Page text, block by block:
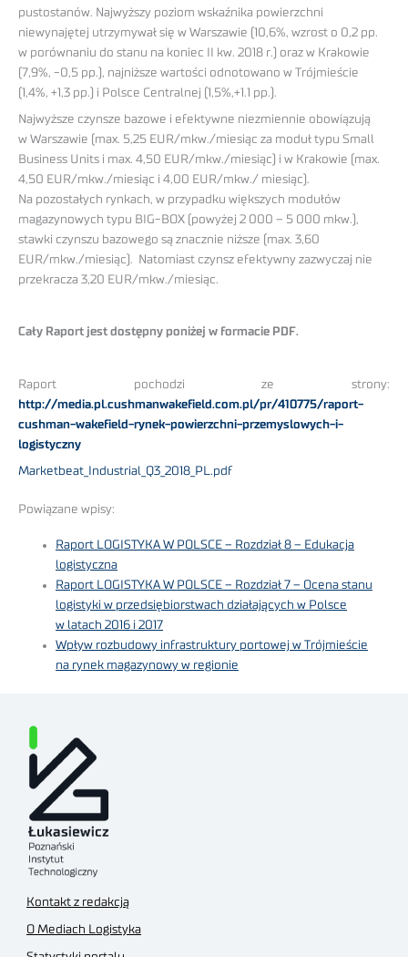
pustostanów. Najwyższy poziom wskaźnika powierzchni
niewynajętej utrzymywał się w Warszawie (10,6%, wzrost o 0,2 pp.
w porównaniu do stanu na koniec II kw. 2018 r.) oraz w Krakowie
(7,9%, -0,5 pp.), najniższe wartości odnotowano w Trójmieście
(1,4%, +1,3 pp.) i Polsce Centralnej (1,5%,+1.1 pp.).
Najwyższe czynsze bazowe i efektywne niezmiennie obowiązują
w Warszawie (max. 5,25 EUR/mkw./miesiąc za moduł typu Small
Business Units i max. 4,50 EUR/mkw./miesiąc) i w Krakowie (max.
4,50 EUR/mkw./miesiąc i 4,00 EUR/mkw./ miesiąc).
Na pozostałych rynkach, w przypadku większych modułów
magazynowych typu BIG-BOX (powyżej 2 000 – 5 000 mkw.),
stawki czynszu bazowego są znacznie niższe (max. 3,60
EUR/mkw./miesiąc). Natomiast czynsz efektywny zazwyczaj nie
przekracza 3,20 EUR/mkw./miesiąc.
Cały Raport jest dostępny poniżej w formacie PDF.
Raport pochodzi ze strony:
http://media.pl.cushmanwakefield.com.pl/pr/410775/raport-
cushman-wakefield-rynek-powierzchni-przemyslowych-i-
logistyczny
Marketbeat_Industrial_Q3_2018_PL.pdf
Powiązane wpisy:
Raport LOGISTYKA W POLSCE – Rozdział 8 – Edukacja
logistyczna
Raport LOGISTYKA W POLSCE – Rozdział 7 – Ocena stanu
logistyki w przedsiębiorstwach działających w Polsce
w latach 2016 i 2017
Wpływ rozbudowy infrastruktury portowej w Trójmieście
na rynek magazynowy w regionie
Kontakt z redakcją
O Mediach Logistyka